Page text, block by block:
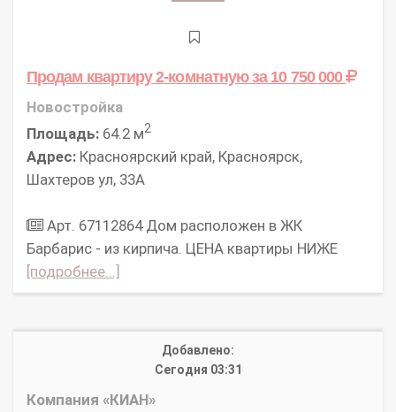
Продам квартиру 2-комнатнуюза 10 750 000
Новостройка
Площадь: 64.2 м2
Адрес: Красноярский край, Красноярск,
Шахтеров ул, 33А
Арт. 67112864 Дом расположен в ЖК
Барбарис - из кирпича. ЦЕНА квартиры НИЖЕ
[подробнее...]
Добавлено:
Сегодня 03:31
Компания «КИАН»